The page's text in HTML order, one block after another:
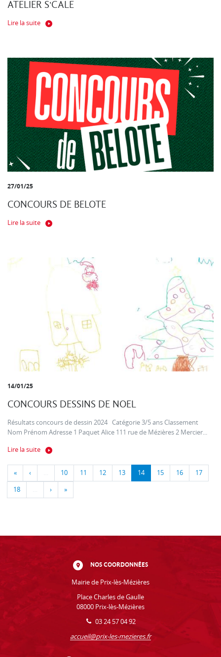
ATELIER S'CALE
Lire la suite
27/01/25
CONCOURS DE BELOTE
Lire la suite
14/01/25
CONCOURS DESSINS DE NOEL
Résultats concours de dessin 2024 Catégorie 3/5 ans Classement
Nom Prénom Adresse 1 Paquet Alice 111 rue de Mézières 2 Mercier...
Lire la suite
« ‹ … 10 11 12 13 14 15 16 17
18 … › »
NOS COORDONNÉES
Mairie de Prix-lès-Mézières
Place Charles de Gaulle
08000 Prix-lès-Mézières
03 24 57 04 92
accueil@prix-les-mezieres.fr